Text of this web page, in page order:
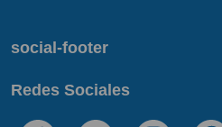
social-footer
Redes Sociales